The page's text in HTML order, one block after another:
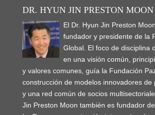
DR. HYUN JIN PRESTON MOON
El Dr. Hyun Jin Preston
fundador y presidente de la
Global. El foco de disciplina
en una visión común,
y valores comunes, guía la Fundación
construcción de modelos innovadores de
y una red común de socios
Jin Preston Moon también es fundador